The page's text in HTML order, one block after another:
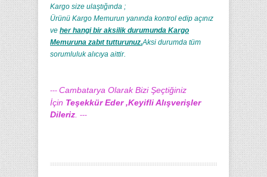
Kargo size ulaştığında ;
Ürünü Kargo Memurun yanında kontrol edip açınız
ve her hangi bir aksilik durumunda Kargo
Memuruna zabıt tutturunuz.Aksi durumda tüm
sorumluluk alıcıya aittir.
--- Cambatarya Olarak Bizi Şeçtiğiniz
İçin Teşekkür Eder ,Keyifli Alışverişler
Dileriz ---